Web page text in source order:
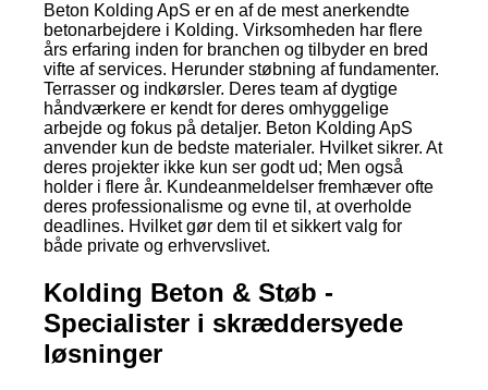
Beton Kolding ApS er en af de mest anerkendte
betonarbejdere i Kolding. Virksomheden har flere
års erfaring inden for branchen og tilbyder en bred
vifte af services. Herunder støbning af fundamenter.
Terrasser og indkørsler. Deres team af dygtige
håndværkere er kendt for deres omhyggelige
arbejde og fokus på detaljer. Beton Kolding ApS
anvender kun de bedste materialer. Hvilket sikrer. At
deres projekter ikke kun ser godt ud; Men også
holder i flere år. Kundeanmeldelser fremhæver ofte
deres professionalisme og evne til, at overholde
deadlines. Hvilket gør dem til et sikkert valg for
både private og erhvervslivet.
Kolding Beton & Støb -
Specialister i skræddersyede
løsninger